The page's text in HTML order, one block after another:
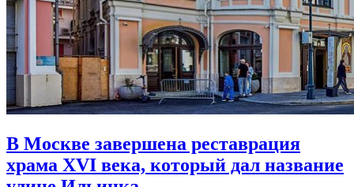
В Москве завершена реставрация
храма XVI века, который дал название